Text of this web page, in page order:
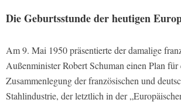
Die Geburtsstunde der heutigen
Am 9. Mai 1950 präsentierte der damalige
Außenminister Robert Schuman einen Plan für
Zusammenlegung der französischen und
Stahlindustrie, der letztlich in der